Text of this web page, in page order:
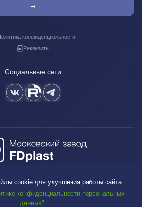
→
конфиденциальности
Реквизиты
Социальные сети
sales@fdplast.ru
пос. Красково, ул. Карла Маркса, д. 117Б
cookie для улучшения работы сайта.
конфиденциальности персональных
данных".